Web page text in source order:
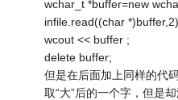
wchar_t *buffer=new
infile.read((char
wcout << buffer ;
delete buffer;
但是在后面加上同样的代
取“大”后的一个字，但是